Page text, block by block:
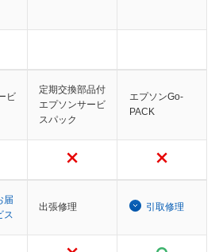
ビ
定期交換部品付
エプソンサービ
スパック
エプソンGo-
PACK
届
ス
出張修理 引取修理